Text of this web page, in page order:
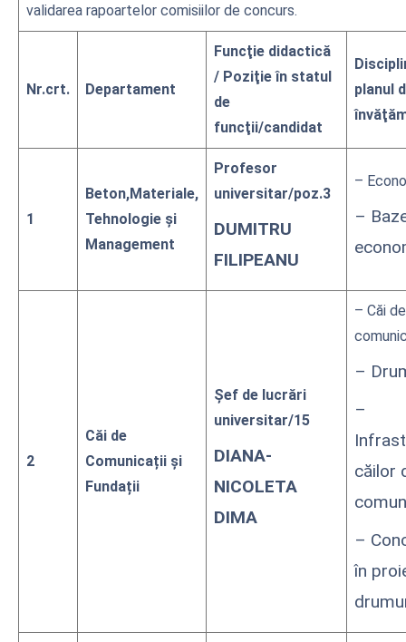
validarea rapoartelor comisiilor de concurs.
Nr.crt. Departament
Funcţie didactică
/ Poziţie în statul
de
funcţii/candidat
planul
1
Beton,Materiale,
Tehnologie și
Management
Profesor
universitar/poz.3
DUMITRU
FILIPEANU
–
–
2
Căi de
Comunicații și
Fundații
Șef de lucrări
universitar/15
DIANA-
NICOLETA
DIMA
– Căi de
–
–
căilor
–
în